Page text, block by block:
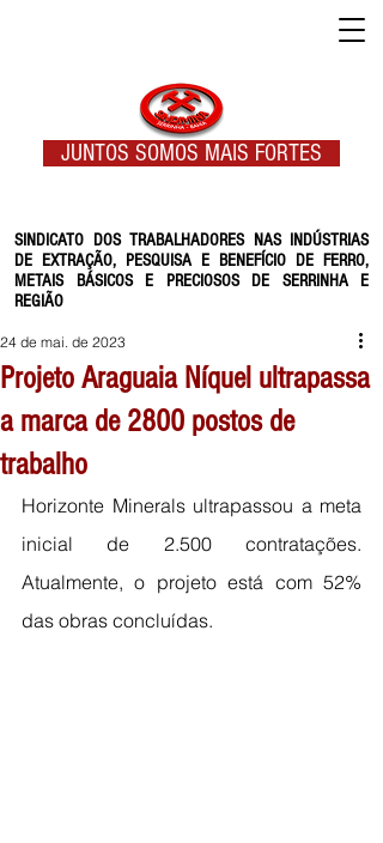
SINDICATO DOS TRABALHADORES NAS INDÚSTRIAS
DE EXTRAÇÃO, PESQUISA E BENEFÍCIO DE FERRO,
METAIS BÁSICOS E PRECIOSOS DE SERRINHA E
REGIÃO
JUNTOS SOMOS MAIS FORTES
Projeto Araguaia Níquel ultrapassa
a marca de 2800 postos de
trabalho
24 de mai. de 2023
Horizonte Minerals ultrapassou a meta
inicial de 2.500 contratações.
Atualmente, o projeto está com 52%
das obras concluídas.